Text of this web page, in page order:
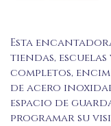
Esta
tiendas,
completos,
de acero
espacio de
programar su